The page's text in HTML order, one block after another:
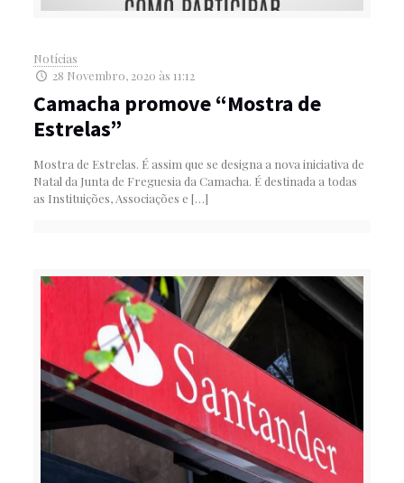
Notícias
28 Novembro, 2020 às 11:12
Camacha promove “Mostra de
Estrelas”
Mostra de Estrelas. É assim que se designa a nova iniciativa de
Natal da Junta de Freguesia da Camacha. É destinada a todas
as Instituições, Associações e […]